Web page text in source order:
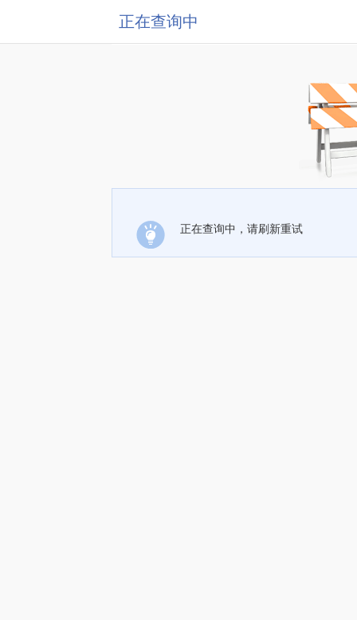
正在查询中
正在查询中，请刷新重试